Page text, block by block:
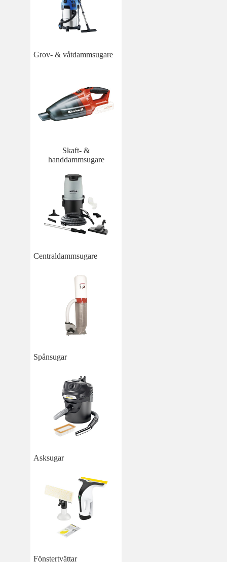
Grov- & våtdammsugare
Skaft- &
handdammsugare
Centraldammsugare
Spånsugar
Asksugar
Fönstertvättar